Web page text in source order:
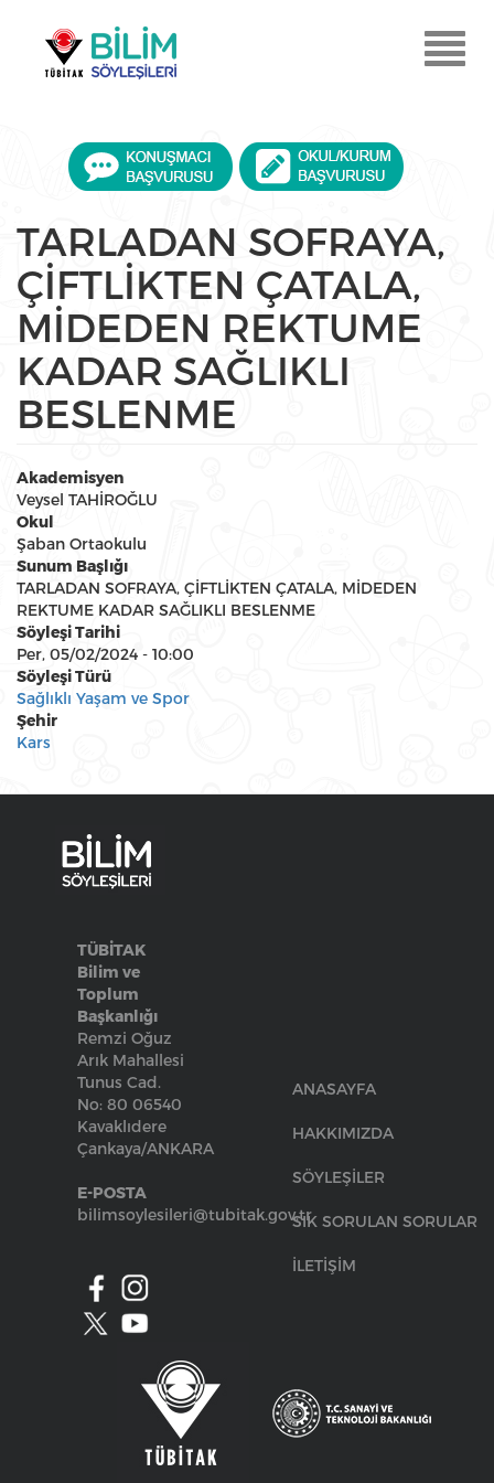
Menu
Aç
TARLADAN SOFRAYA,
ÇİFTLİKTEN ÇATALA,
MİDEDEN REKTUME
KADAR SAĞLIKLI
BESLENME
Akademisyen
Veysel TAHİROĞLU
Okul
Şaban Ortaokulu
Sunum Başlığı
TARLADAN SOFRAYA, ÇİFTLİKTEN ÇATALA, MİDEDEN
REKTUME KADAR SAĞLIKLI BESLENME
Söyleşi Tarihi
Per, 05/02/2024 - 10:00
Söyleşi Türü
Sağlıklı Yaşam ve Spor
Şehir
Kars
TÜBİTAK
Bilim ve
Toplum
Başkanlığı
Remzi Oğuz
Arık Mahallesi
Tunus Cad.
No: 80 06540
Kavaklıdere
Çankaya/ANKARA
E-POSTA
bilimsoylesileri@tubitak.gov.tr
ANASAYFA
HAKKIMIZDA
SÖYLEŞİLER
SIK SORULAN SORULAR
İLETİŞİM